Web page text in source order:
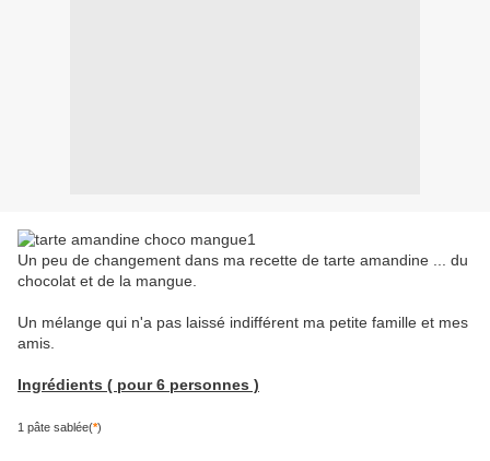
Un peu de changement dans ma recette de tarte amandine ... du
chocolat et de la mangue.
Un mélange qui n'a pas laissé indifférent ma petite famille et mes
amis.
Ingrédients ( pour 6 personnes )
1 pâte sablée(*)